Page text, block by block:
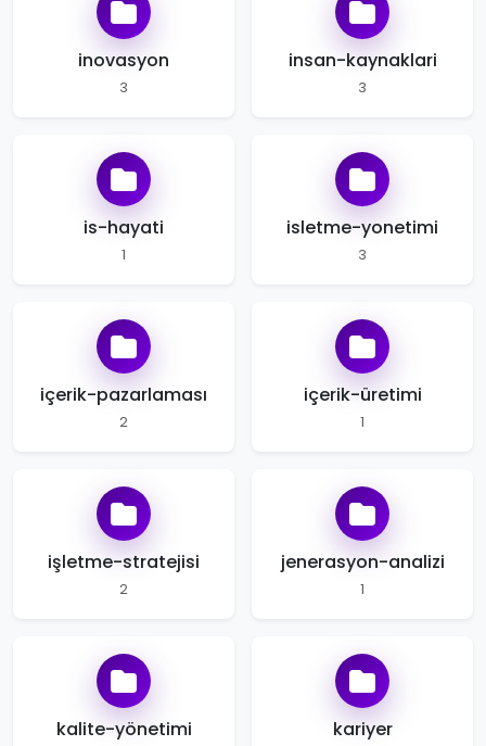
inovasyon
3
insan-kaynaklari
3
is-hayati
1
isletme-yonetimi
3
içerik-pazarlaması
2
içerik-üretimi
1
işletme-stratejisi
2
jenerasyon-analizi
1
kalite-yönetimi kariyer